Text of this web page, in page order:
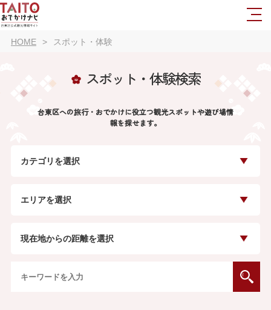
HOME スポット・体験
スポット・体験検索
台東区への旅行・おでかけに役立つ観光スポットや遊び場情
報を探せます。
カテゴリを選択
エリアを選択
現在地からの距離を選択